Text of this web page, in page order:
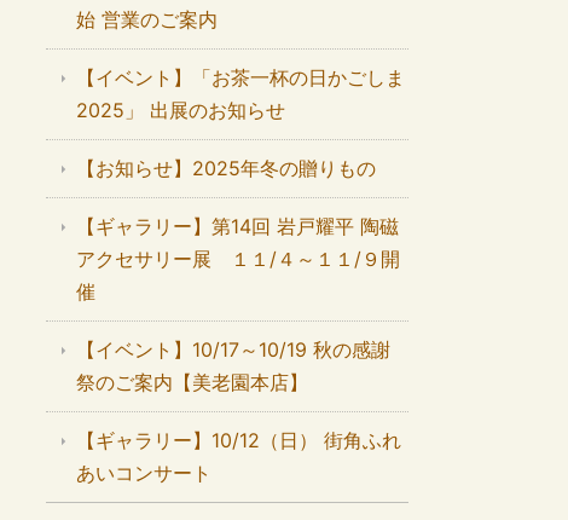
始 営業のご案内
【イベント】「お茶一杯の日かごしま
2025」 出展のお知らせ
【お知らせ】2025年冬の贈りもの
【ギャラリー】第14回 岩戸耀平 陶磁
アクセサリー展 １１/４～１１/９開
催
【イベント】10/17～10/19 秋の感謝
祭のご案内【美老園本店】
【ギャラリー】10/12（日） 街角ふれ
あいコンサート